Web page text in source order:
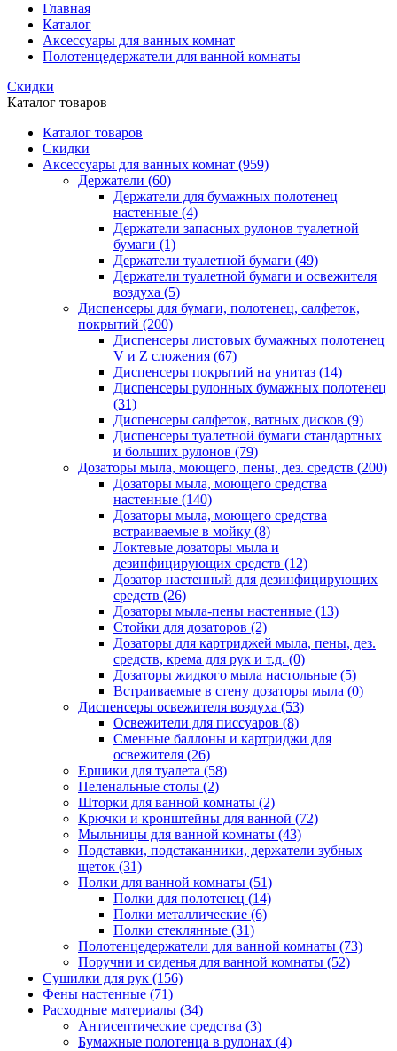
Главная
Каталог
Аксессуары для ванных комнат
Полотенцедержатели для ванной комнаты
Скидки
Каталог товаров
Каталог товаров
Скидки
Аксессуары для ванных комнат (959)
Держатели (60)
Держатели для бумажных полотенец
настенные (4)
Держатели запасных рулонов туалетной
бумаги (1)
Держатели туалетной бумаги (49)
Держатели туалетной бумаги и освежителя
воздуха (5)
Диспенсеры для бумаги, полотенец, салфеток,
покрытий (200)
Диспенсеры листовых бумажных полотенец
V и Z сложения (67)
Диспенсеры покрытий на унитаз (14)
Диспенсеры рулонных бумажных полотенец
(31)
Диспенсеры салфеток, ватных дисков (9)
Диспенсеры туалетной бумаги стандартных
и больших рулонов (79)
Дозаторы мыла, моющего, пены, дез. средств (200)
Дозаторы мыла, моющего средства
настенные (140)
Дозаторы мыла, моющего средства
встраиваемые в мойку (8)
Локтевые дозаторы мыла и
дезинфицирующих средств (12)
Дозатор настенный для дезинфицирующих
средств (26)
Дозаторы мыла-пены настенные (13)
Стойки для дозаторов (2)
Дозаторы для картриджей мыла, пены, дез.
средств, крема для рук и т.д. (0)
Дозаторы жидкого мыла настольные (5)
Встраиваемые в стену дозаторы мыла (0)
Диспенсеры освежителя воздуха (53)
Освежители для писсуаров (8)
Сменные баллоны и картриджи для
освежителя (26)
Ершики для туалета (58)
Пеленальные столы (2)
Шторки для ванной комнаты (2)
Крючки и кронштейны для ванной (72)
Мыльницы для ванной комнаты (43)
Подставки, подстаканники, держатели зубных
щеток (31)
Полки для ванной комнаты (51)
Полки для полотенец (14)
Полки металлические (6)
Полки стеклянные (31)
Полотенцедержатели для ванной комнаты (73)
Поручни и сиденья для ванной комнаты (52)
Сушилки для рук (156)
Фены настенные (71)
Расходные материалы (34)
Антисептические средства (3)
Бумажные полотенца в рулонах (4)